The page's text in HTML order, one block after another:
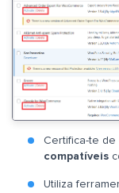
Certifica-te
compatíveis
Utiliza